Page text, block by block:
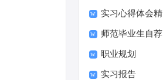
【荐】实习心得体会精
选15篇师范毕业生自荐
信范文六篇
职业规划
实习报告